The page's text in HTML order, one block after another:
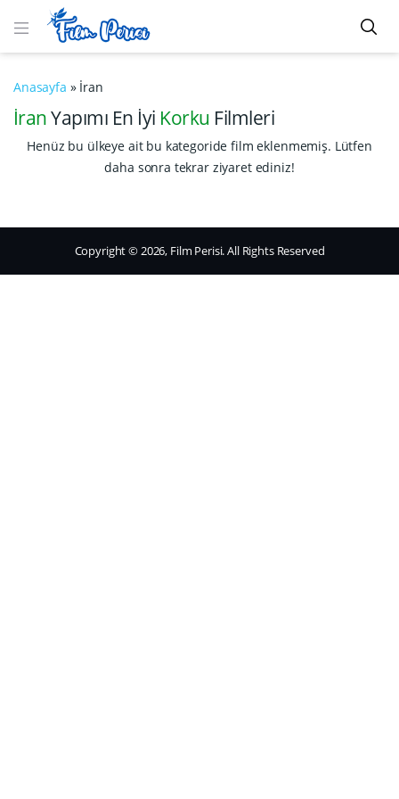
Anasayfa » İran
İranYapımı En İyi Korku Filmleri
Henüz bu ülkeye ait bu kategoride film eklenmemiş. Lütfen
daha sonra tekrar ziyaret ediniz!
Copyright © 2026, Film Perisi. All Rights Reserved